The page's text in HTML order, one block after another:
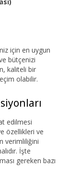
için en uygun
bütçenizi
kaliteli bir
olabilir.
edilmesi
özellikleri ve
verimliliğini
İşte
gereken bazı